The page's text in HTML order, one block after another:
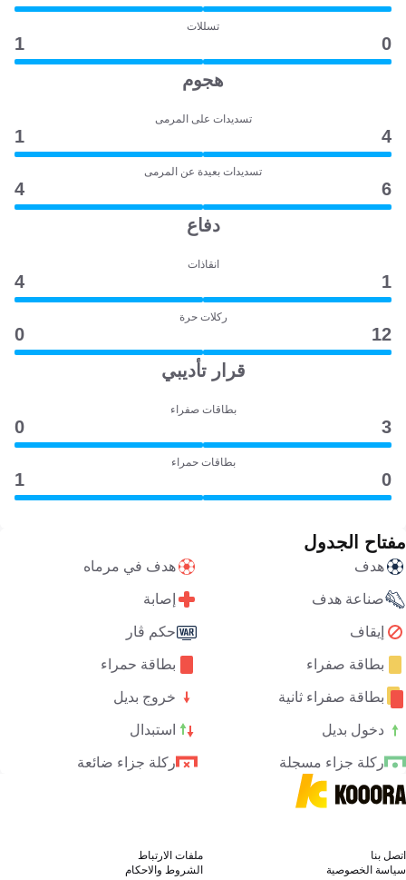
تسللات
0
1
هجوم
تسديدات على المرمى
4
1
تسديدات بعيدة عن المرمى
6
4
دفاع
انقاذات
1
4
ركلات حرة
12
0
قرار تأديبي
بطاقات صفراء
3
0
بطاقات حمراء
0
1
مفتاح الجدول
هدف هدف في مرماه
صناعة هدف إصابة
إيقاف حكم ڤار
بطاقة صفراء بطاقة حمراء
بطاقة صفراء ثانية خروج بديل
دخول بديل استبدال
ركلة جزاء مسجلة ركلة جزاء ضائعة
اتصل بنا
ملفات الارتباط
سياسة الخصوصية
الشروط والاحكام